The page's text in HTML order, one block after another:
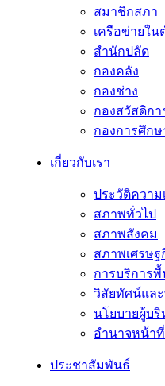
สมาชิกสภา
เครือข่ายใน
สำนักปลัด
กองคลัง
กองช่าง
กองสวัสดิก
กองการศึก
เกี่ยวกับเรา
ประวัติความ
สภาพทั่วไป
สภาพสังคม
สภาพเศรษฐ
การบริการ
วิสัยทัศน์แล
นโยบายผู้บริ
อํานาจหน้าที่
ประชาสัมพันธ์